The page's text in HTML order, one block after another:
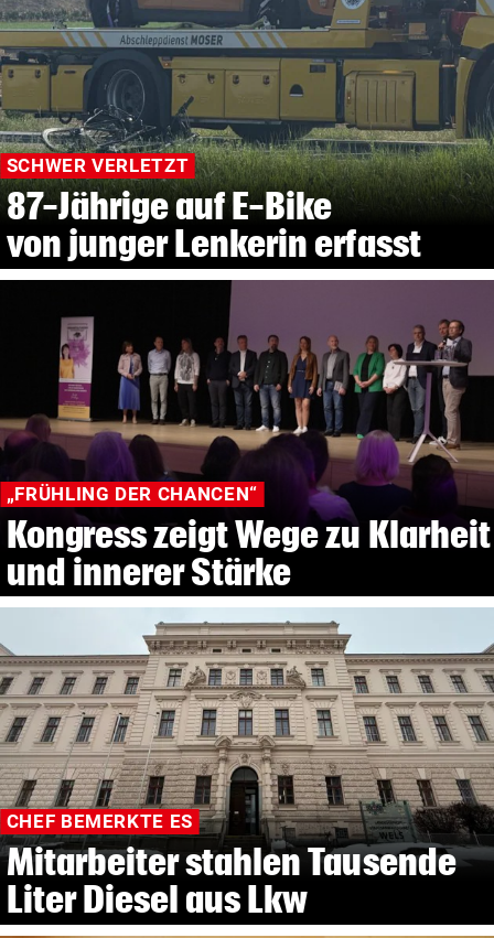
SCHWER VERLETZT
87-Jährige auf E-Bike
von junger Lenkerin erfasst
„FRÜHLING DER CHANCEN“
Kongress zeigt Wege zu Klarheit
und innerer Stärke
CHEF BEMERKTE ES
Mitarbeiter stahlen Tausende
Liter Diesel aus Lkw